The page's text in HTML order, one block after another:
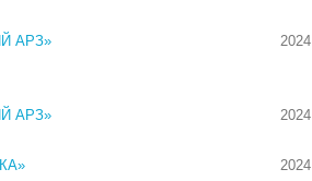
АРЗ» 2024
АРЗ» 2024
2024